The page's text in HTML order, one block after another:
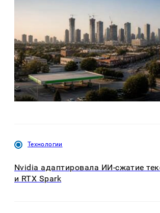
Технологии
Nvidia адаптировала ИИ-сжатие
и RTX Spark